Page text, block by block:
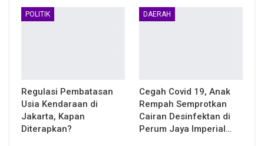
POLITIK
Regulasi Pembatasan
Usia Kendaraan di
Jakarta, Kapan
Diterapkan?
DAERAH
Cegah Covid 19, Anak
Rempah Semprotkan
Cairan Desinfektan di
Perum Jaya Imperial…